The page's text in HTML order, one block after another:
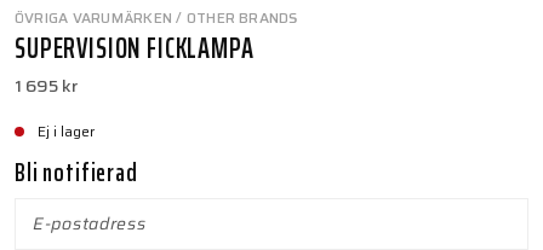
ÖVRIGA VARUMÄRKEN / OTHER BRANDS
SUPERVISION FICKLAMPA
1 695 kr
Ej i lager
Bli notifierad